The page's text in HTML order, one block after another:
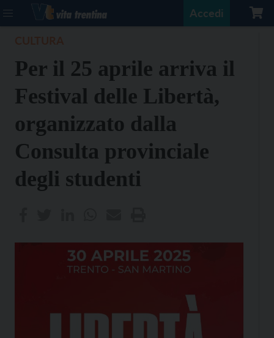
Accedi
Per il 25 aprile arriva il
Festival delle Libertà,
organizzato dalla
Consulta provinciale
degli studenti